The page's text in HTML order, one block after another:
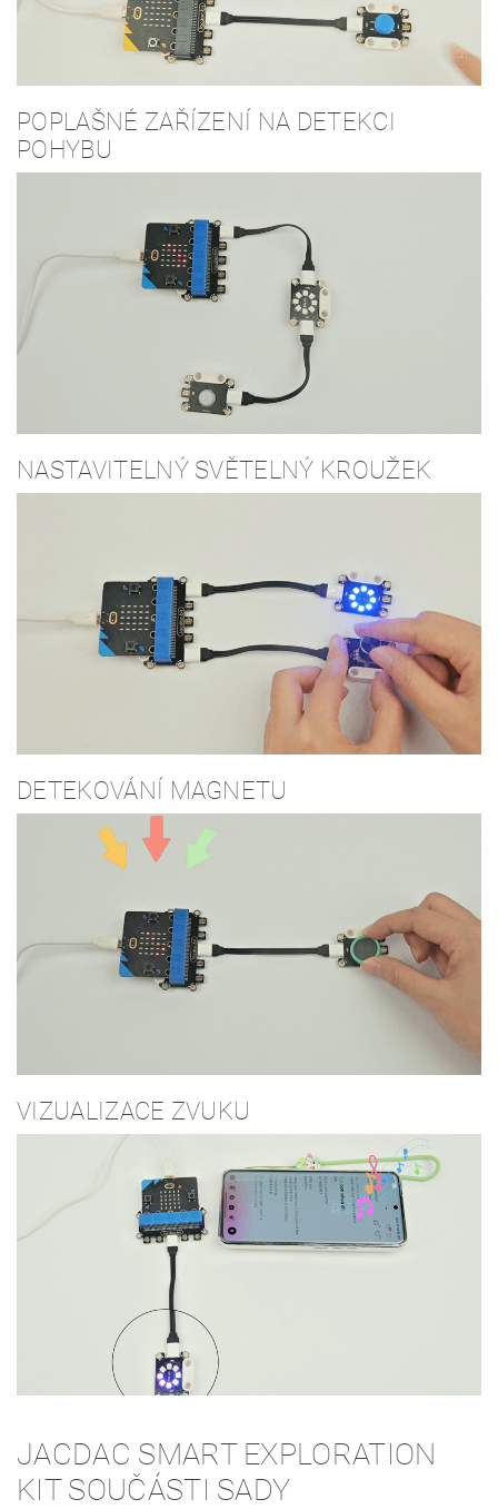
POPLAŠNÉ ZAŘÍZENÍ NA DETEKCI
POHYBU
NASTAVITELNÝ SVĚTELNÝ KROUŽEK
DETEKOVÁNÍ MAGNETU
VIZUALIZACE ZVUKU
JACDAC SMART EXPLORATION
KIT SOUČÁSTI SADY